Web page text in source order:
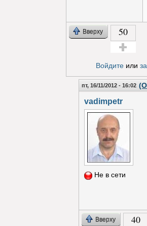
Вверху 50
Войдитеили
пт, 16/11/2012 - 16:02
vadimpetr
Не в сети
Вверху 40